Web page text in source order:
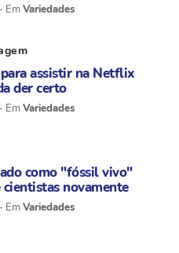
Variedades
assistir na Netflix
der certo
Variedades
como "fóssil vivo"
novamente
Variedades